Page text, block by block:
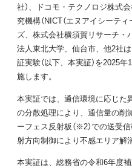
社）、ドコモ・テクノロジ株式
究機構（NICT（エヌアイシーテ
ズ、株式会社横須賀リサーチ・
法人東北大学、仙台市、他2社
証実験（以下、本実証）を2025
施します。
本実証では、通信環境に応じた
の分散処理により、通信量の削
ーフェス反射板（※2）での送受
射方向制御により不感エリア解
本実証は、総務省の令和6年度